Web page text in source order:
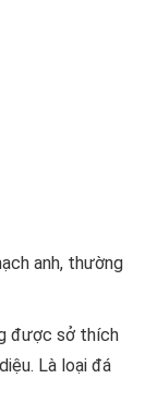
anh, thường
được sở thích
Là loại đá